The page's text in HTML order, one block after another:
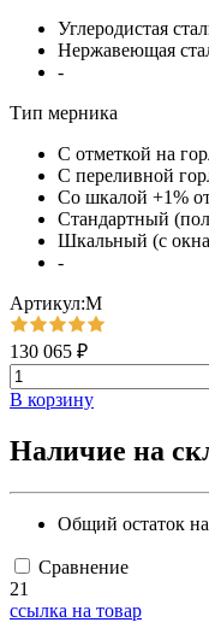
Углеродистая
Нержавеющая
-
Тип мерника
С отметкой на
С переливной
Со шкалой +1%
Стандартный
Шкальный (с
-
Артикул:М
130 065 ₽
В корзину
Наличие на
Общий остаток на
Сравнение
21
ссылка на товар